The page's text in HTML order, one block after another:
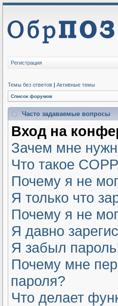
Регистрация
Темы без ответов | Активные темы
Список форумов
Часто задаваемые вопросы
Вход на
Зачем мне
Что такое
Почему я не
Я только что
Почему я не
Я давно
Я забыл
Почему мне
пароля?
Что делает